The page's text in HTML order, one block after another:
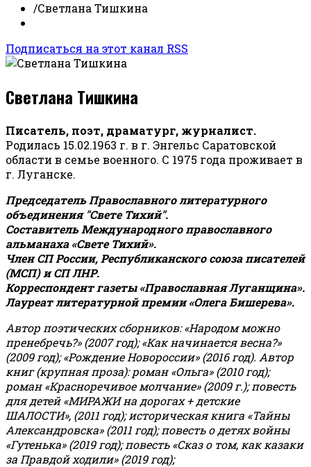
/Светлана Тишкина
Подписаться на этот канал RSS
Светлана Тишкина
Писатель, поэт, драматург, журналист.
Родилась 15.02.1963 г. в г. Энгельс Саратовской
области в семье военного. С 1975 года проживает в
г. Луганске.
Председатель Православного литературного
объединения "Свете Тихий".
Составитель Международного православного
альманаха «Свете Тихий».
Член СП России, Республиканского союза писателей
(МСП) и СП ЛНР.
Корреспондент газеты «Православная Луганщина».
Лауреат литературной премии «Олега Бишерева».
Автор поэтических сборников: «Народом можно
пренебречь?» (2007 год); «Как начинается весна?»
(2009 год); «Рождение Новороссии» (2016 год). Автор
книг (крупная проза): роман «Ольга» (2010 год);
роман «Красноречивое молчание» (2009 г.); повесть
для детей «МИРАЖИ на дорогах + детские
ШАЛОСТИ», (2011 год); историческая книга «Тайны
Александровска» (2011 год); повесть о детях войны
«Гутенька» (2019 год); повесть «Сказ о том, как казаки
за Правдой ходили» (2019 год);